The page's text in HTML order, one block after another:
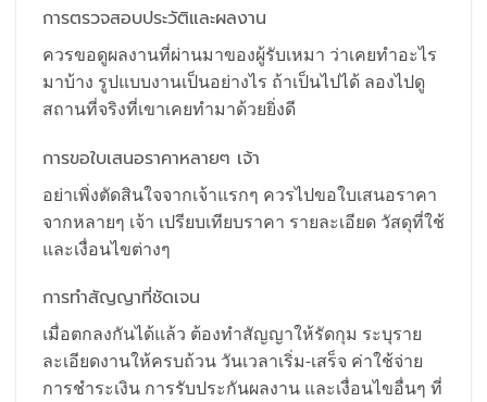
การตรวจสอบประวัติและผลงาน
ควรขอดูผลงานที่ผ่านมาของผู้รับเหมา ว่าเคยทำอะไร
มาบ้าง รูปแบบงานเป็นอย่างไร ถ้าเป็นไปได้ ลองไปดู
สถานที่จริงที่เขาเคยทำมาด้วยยิ่งดี
การขอใบเสนอราคาหลายๆ เจ้า
อย่าเพิ่งตัดสินใจจากเจ้าแรกๆ ควรไปขอใบเสนอราคา
จากหลายๆ เจ้า เปรียบเทียบราคา รายละเอียด วัสดุที่ใช้
และเงื่อนไขต่างๆ
การทำสัญญาที่ชัดเจน
เมื่อตกลงกันได้แล้ว ต้องทำสัญญาให้รัดกุม ระบุราย
ละเอียดงานให้ครบถ้วน วันเวลาเริ่ม-เสร็จ ค่าใช้จ่าย
การชำระเงิน การรับประกันผลงาน และเงื่อนไขอื่นๆ ที่